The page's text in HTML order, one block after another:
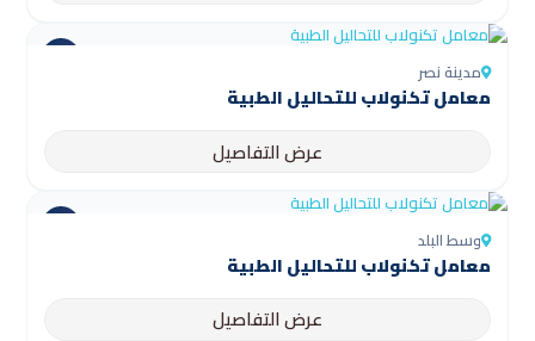
مدينة نصر
معامل تكنولاب للتحاليل الطبية
عرض التفاصيل
وسط البلد
معامل تكنولاب للتحاليل الطبية
عرض التفاصيل